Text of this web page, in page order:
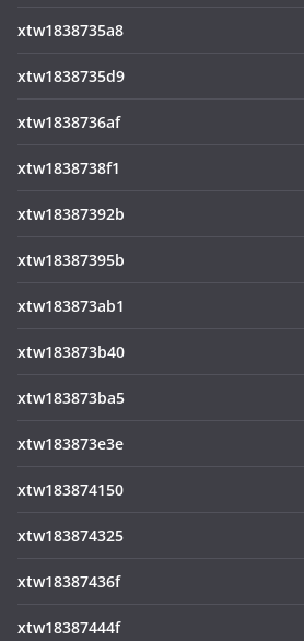
xtw1838735a8
xtw1838735d9
xtw1838736af
xtw1838738f1
xtw18387392b
xtw18387395b
xtw183873ab1
xtw183873b40
xtw183873ba5
xtw183873e3e
xtw183874150
xtw183874325
xtw18387436f
xtw18387444f